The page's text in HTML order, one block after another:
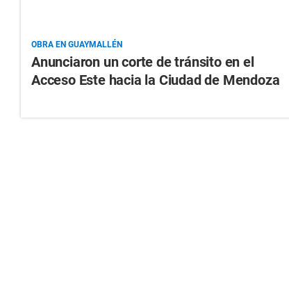
OBRA EN GUAYMALLÉN
Anunciaron un corte de tránsito en el
Acceso Este hacia la Ciudad de Mendoza